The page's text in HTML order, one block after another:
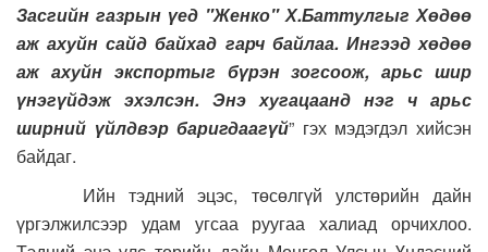
Засгийн газрын үед "Женко" Х.Баттулгыг Хөдөө
аж ахуйн сайд байхад гарч байлаа. Ингээд хөдөө
аж ахуйн экспортыг бүрэн зогсоож, арьс шир
үнэгүйдэж эхэлсэн. Энэ хугацаанд нэг ч арьс
ширний үйлдвэр баригдаагүй” гэх мэдэгдэл хийсэн
байдаг.
Ийн тэдний эцэс, төсөлгүй улстөрийн дайн
үргэлжилсээр удам угсаа руугаа халиад орчихлоо.